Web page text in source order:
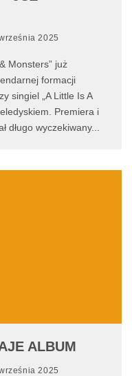
2025
Monsters” już
formacji
singiel „A Little Is A
Premiera i
długo wyczekiwany...
ALBUM
2025